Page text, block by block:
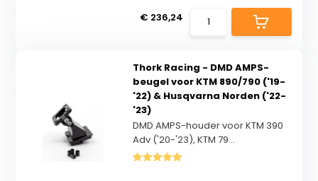
€ 236,24
Thork Racing - DMD AMPS-
beugel voor KTM 890/790 ('19-
'22) & Husqvarna Norden ('22-
'23)
DMD AMPS-houder voor KTM 390
Adv ('20-'23), KTM 79...